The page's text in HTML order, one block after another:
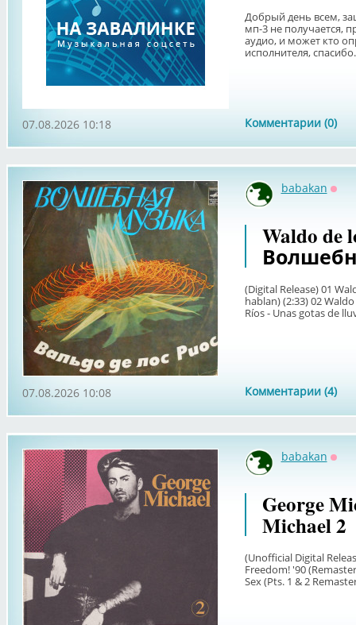
Добрый день всем,
мп-3 не получается,
аудио, и может кто
исполнителя,
Комментарии (0)
07.08.2026 10:18
babakan
Waldo de
(Digital Release) 01
hablan) (2:33) 02
Ríos - Unas gotas de
Комментарии (4)
07.08.2026 10:08
babakan
George
Michael 2
(Unofficial Digital
Freedom! '90
Sex (Pts. 1 & 2